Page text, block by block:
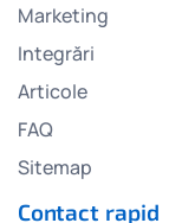
Marketing
Integrări
Articole
FAQ
Sitemap
Contact rapid